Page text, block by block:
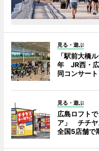
見る・遊ぶ
「駅前大橋
年 JR西・広
同コンサート
見る・遊ぶ
広島ロフト
ア」 チチヤ
全国5店舗で